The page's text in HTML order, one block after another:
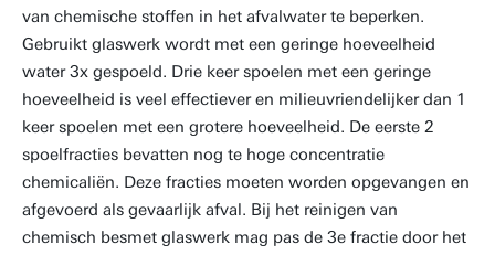
van chemische stoffen in het afvalwater te beperken.
Gebruikt glaswerk wordt met een geringe hoeveelheid
water 3x gespoeld. Drie keer spoelen met een geringe
hoeveelheid is veel effectiever en milieuvriendelijker dan 1
keer spoelen met een grotere hoeveelheid. De eerste 2
spoelfracties bevatten nog te hoge concentratie
chemicaliën. Deze fracties moeten worden opgevangen en
afgevoerd als gevaarlijk afval. Bij het reinigen van
chemisch besmet glaswerk mag pas de 3e fractie door het